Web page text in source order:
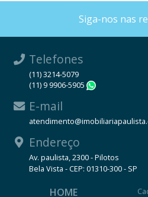
Siga-nos nas
Telefones
(11) 3214-5079
(11) 9 9906-5905
E-mail
Endereço
Av. paulista, 2300 - Pilotos
Bela Vista - CEP: 01310-300 - SP
HOME